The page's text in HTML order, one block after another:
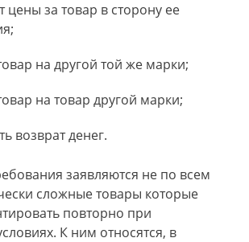
цены за товар в сторону ее
на другой той же марки;
на товар другой марки;
возврат денег.
заявляются не по всем
сложные товары которые
повторно при
К ним относятся, в